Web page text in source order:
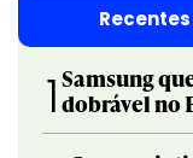
Recentes
1 Samsung
dobrável no